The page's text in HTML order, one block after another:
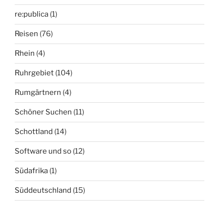
re:publica (1)
Reisen (76)
Rhein (4)
Ruhrgebiet (104)
Rumgärtnern (4)
Schöner Suchen (11)
Schottland (14)
Software und so (12)
Südafrika (1)
Süddeutschland (15)